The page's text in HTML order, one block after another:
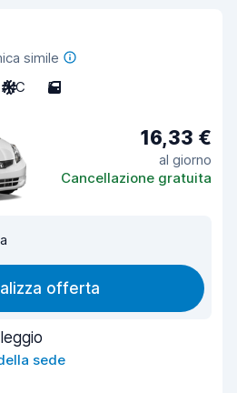
simile
A/C 5
16,33 €
al giorno
Cancellazione gratuita
offerta
sede